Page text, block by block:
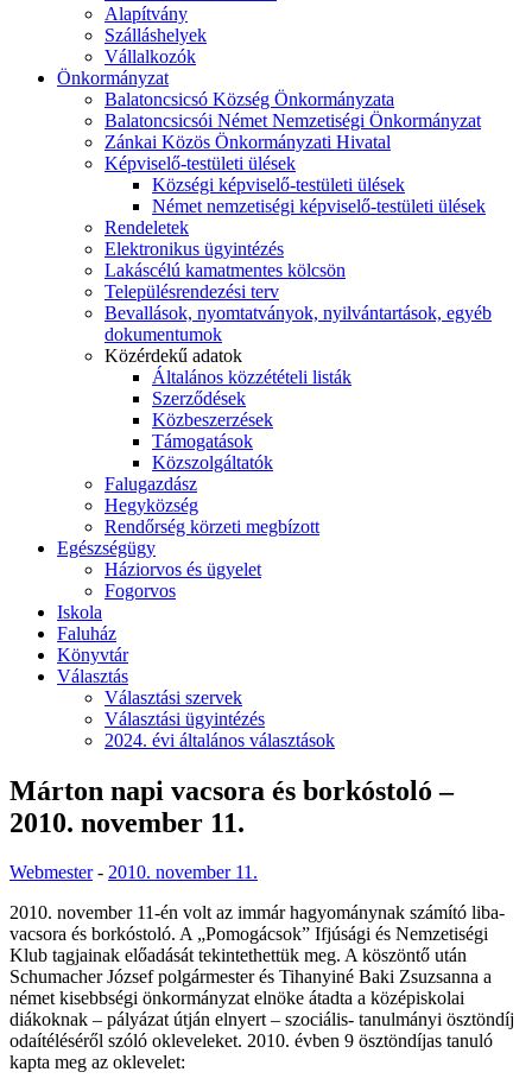
Alapítvány
Szálláshelyek
Vállalkozók
Önkormányzat
Balatoncsicsó Község Önkormányzata
Balatoncsicsói Német Nemzetiségi Önkormányzat
Zánkai Közös Önkormányzati Hivatal
Képviselő-testületi ülések
Községi képviselő-testületi ülések
Német nemzetiségi képviselő-testületi ülések
Rendeletek
Elektronikus ügyintézés
Lakáscélú kamatmentes kölcsön
Településrendezési terv
Bevallások, nyomtatványok, nyilvántartások, egyéb
dokumentumok
Közérdekű adatok
Általános közzétételi listák
Szerződések
Közbeszerzések
Támogatások
Közszolgáltatók
Falugazdász
Hegyközség
Rendőrség körzeti megbízott
Egészségügy
Háziorvos és ügyelet
Fogorvos
Iskola
Faluház
Könyvtár
Választás
Választási szervek
Választási ügyintézés
2024. évi általános választások
Márton napi vacsora és borkóstoló –
2010. november 11.
Webmester- 2010. november 11.
2010. november 11-én volt az immár hagyománynak számító liba-
vacsora és borkóstoló. A „Pomogácsok” Ifjúsági és Nemzetiségi
Klub tagjainak előadását tekintethettük meg. A köszöntő után
Schumacher József polgármester és Tihanyiné Baki Zsuzsanna a
német kisebbségi önkormányzat elnöke átadta a középiskolai
diákoknak – pályázat útján elnyert – szociális- tanulmányi ösztöndíj
odaítéléséről szóló okleveleket. 2010. évben 9 ösztöndíjas tanuló
kapta meg az oklevelet: